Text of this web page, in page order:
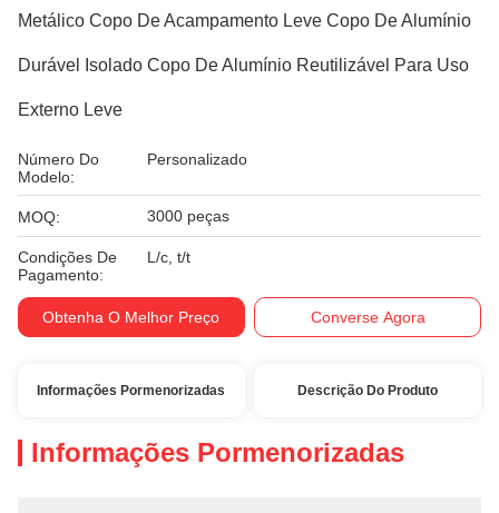
Metálico Copo De Acampamento Leve Copo De Alumínio
Durável Isolado Copo De Alumínio Reutilizável Para Uso
Externo Leve
Número Do
Modelo:
Personalizado
MOQ: 3000 peças
Condições De
Pagamento:
L/c, t/t
Obtenha O Melhor Preço Converse Agora
Informações Pormenorizadas Descrição Do Produto
Informações Pormenorizadas